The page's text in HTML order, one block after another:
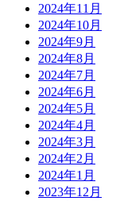
2024年11月
2024年10月
2024年9月
2024年8月
2024年7月
2024年6月
2024年5月
2024年4月
2024年3月
2024年2月
2024年1月
2023年12月